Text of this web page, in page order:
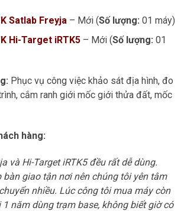
Satlab Freyja – Mới (Số lượng: 01 máy)
Hi-Target iRTK5– Mới (Số lượng: 01
Phục vụ công việc khảo sát địa hình, đo
cắm ranh giới mốc giới thửa đất, mốc
hàng:
và Hi-Target iRTK5 đều rất dễ dùng.
bàn giao tận nơi nên chúng tôi yên tâm
nhiều. Lúc công tôi mua máy còn
năm dùng trạm base, không biết giờ có